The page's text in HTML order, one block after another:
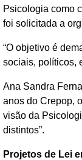
Psicologia como
foi solicitada a
“O objetivo é
sociais, políticos,
Ana Sandra
anos do Crepop,
visão da
distintos”.
Projetos de Lei